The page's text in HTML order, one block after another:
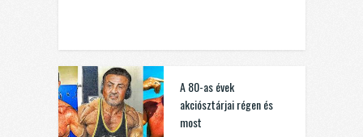
A 80-as évek
akciósztárjai régen és
most